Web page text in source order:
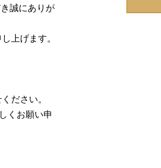
誠にありが
上げます。
ださい。
くお願い申